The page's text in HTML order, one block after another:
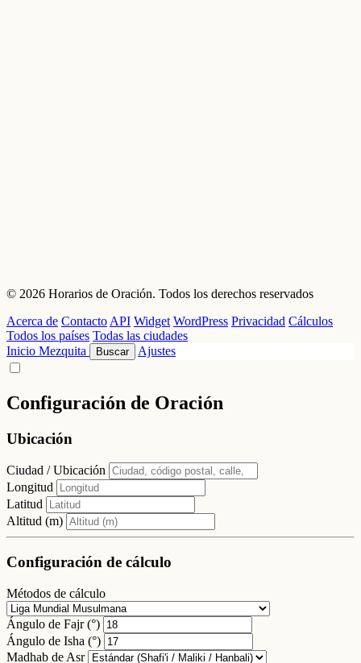
© 2026 Horarios de Oración. Todos los derechos reservados
Acerca de Contacto API Widget WordPress Privacidad Cálculos
Todos los países Todas las ciudades
Inicio Mezquita Buscar Ajustes
Configuración de Oración
Ubicación
Ciudad / Ubicación
Longitud
Latitud
Altitud (m)
Configuración de cálculo
Métodos de cálculo
Ángulo de Fajr (°)
Ángulo de Isha (°)
Madhab de Asr